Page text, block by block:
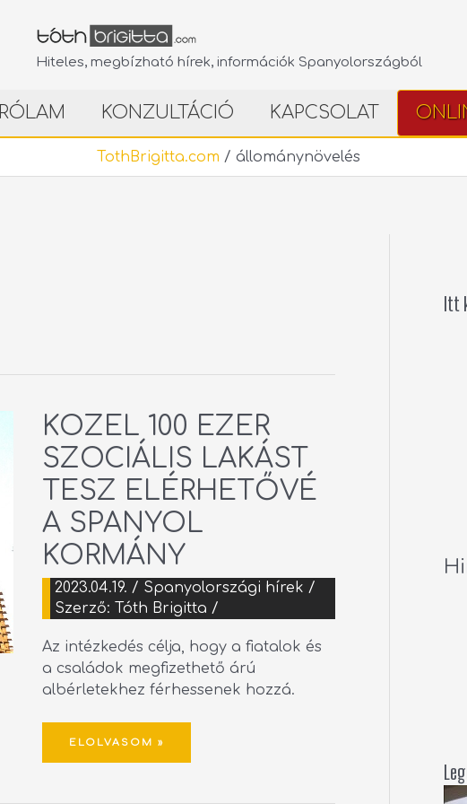
Hiteles, megbízható hírek, információk Spanyolországból
RÓLAM KONZULTÁCIÓ KAPCSOLAT
TothBrigitta.com / állománynövelés
KÖZEL 100 EZER
SZOCIÁLIS LAKÁST
TESZ ELÉRHETŐVÉ
A SPANYOL
KORMÁNY
2023.04.19. / Spanyolországi hírek /
Szerző: Tóth Brigitta /
Az intézkedés célja, hogy a fiatalok és
a családok megfizethető árú
albérletekhez férhessenek hozzá.
KÖZEL
100
EZER
SZOCIÁLIS
LAKÁST
TESZ
A
SPANYOL
KORMÁNY
ELOLVASOM »
Itt